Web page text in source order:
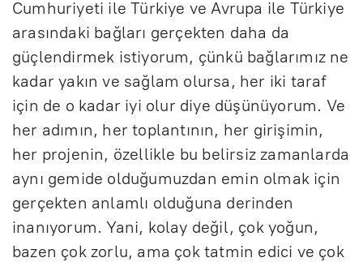
Cumhuriyeti ile Türkiye ve Avrupa ile Türkiye
arasındaki bağları gerçekten daha da
güçlendirmek istiyorum, çünkü bağlarımız ne
kadar yakın ve sağlam olursa, her iki taraf
için de o kadar iyi olur diye düşünüyorum. Ve
her adımın, her toplantının, her girişimin,
her projenin, özellikle bu belirsiz zamanlarda
aynı gemide olduğumuzdan emin olmak için
gerçekten anlamlı olduğuna derinden
inanıyorum. Yani, kolay değil, çok yoğun,
bazen çok zorlu, ama çok tatmin edici ve çok